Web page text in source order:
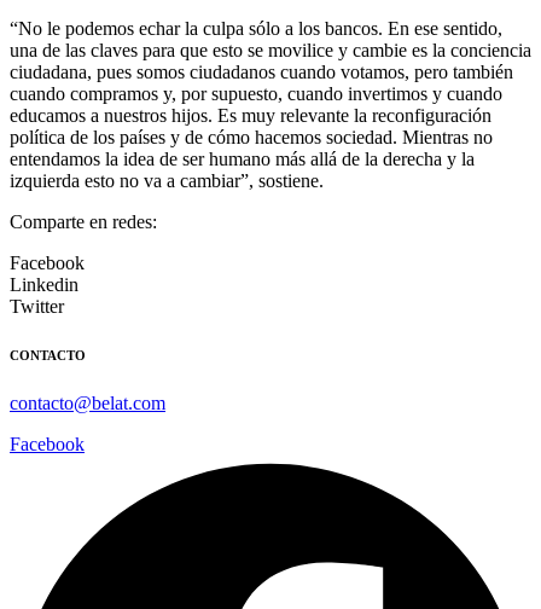
“No le podemos echar la culpa sólo a los bancos. En ese sentido,
una de las claves para que esto se movilice y cambie es la conciencia
ciudadana, pues somos ciudadanos cuando votamos, pero también
cuando compramos y, por supuesto, cuando invertimos y cuando
educamos a nuestros hijos. Es muy relevante la reconfiguración
política de los países y de cómo hacemos sociedad. Mientras no
entendamos la idea de ser humano más allá de la derecha y la
izquierda esto no va a cambiar”, sostiene.
Comparte en redes:
Facebook
Linkedin
Twitter
CONTACTO
contacto@belat.com
Facebook